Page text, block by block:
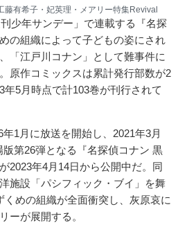
藤有希子・妃英理・メアリー特集Revival
少年サンデー」で連載する『名探
の組織によって子どもの姿にされ
「江戸川コナン」として難事件に
原作コミックスは累計発行部数が2
5月時点で計103巻が刊行されて
1月に放送を開始し、2021年3月
第26弾となる『名探偵コナン 黒
2023年4月14日から公開中だ。同
施設「パシフィック・ブイ」を舞
めの組織が全面衝突し、灰原哀に
ーが展開する。